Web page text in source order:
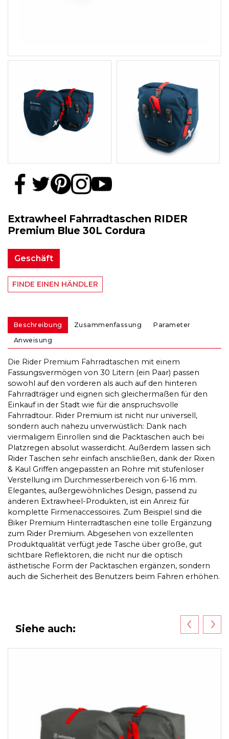
Extrawheel Fahrradtaschen RIDER
Premium Blue 30L Cordura
Geschäft
FINDE EINEN HÄNDLER
Beschreibung Zusammenfassung Parameter
Anweisung
Die Rider Premium Fahrradtaschen mit einem
Fassungsvermögen von 30 Litern (ein Paar) passen
sowohl auf den vorderen als auch auf den hinteren
Fahrradträger und eignen sich gleichermaßen für den
Einkauf in der Stadt wie für die anspruchsvolle
Fahrradtour. Rider Premium ist nicht nur universell,
sondern auch nahezu unverwüstlich: Dank nach
viermaligem Einrollen sind die Packtaschen auch bei
Platzregen absolut wasserdicht. Außerdem lassen sich
Rider Taschen sehr einfach anschließen, dank der Rixen
& Kaul Griffen angepassten an Rohre mit stufenloser
Verstellung im Durchmesserbereich von 6-16 mm.
Elegantes, außergewöhnliches Design, passend zu
anderen Extrawheel-Produkten, ist ein Anreiz für
komplette Firmenaccessoires. Zum Beispiel sind die
Biker Premium Hinterradtaschen eine tolle Ergänzung
zum Rider Premium. Abgesehen von exzellenten
Produktqualität verfügt jede Tasche über große, gut
sichtbare Reflektoren, die nicht nur die optisch
ästhetische Form der Packtaschen ergänzen, sondern
auch die Sicherheit des Benutzers beim Fahren erhöhen.
Siehe auch: ‹ ›